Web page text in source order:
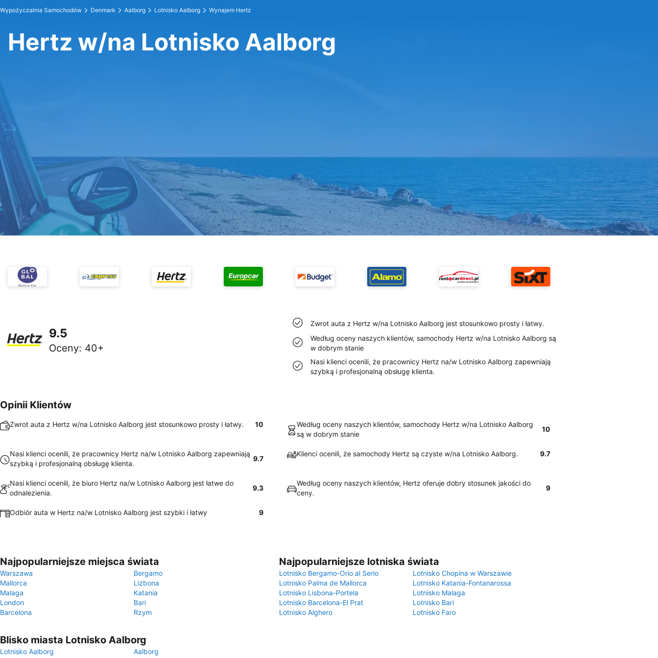
Wypożyczalnia Samochodów Denmark Aalborg Lotnisko Aalborg Wynajem Hertz
Hertz w/na Lotnisko Aalborg
9.5
Oceny: 40+
Zwrot auta z Hertz w/na Lotnisko Aalborg jest stosunkowo prosty i łatwy.
Według oceny naszych klientów, samochody Hertz w/na Lotnisko Aalborg są
w dobrym stanie
Nasi klienci ocenili, że pracownicy Hertz na/w Lotnisko Aalborg zapewniają
szybką i profesjonalną obsługę klienta.
Opinii Klientów
Zwrot auta z Hertz w/na Lotnisko Aalborg jest stosunkowo prosty i łatwy. 10
Według oceny naszych klientów, samochody Hertz w/na Lotnisko Aalborg
są w dobrym stanie
10
Nasi klienci ocenili, że pracownicy Hertz na/w Lotnisko Aalborg zapewniają
szybką i profesjonalną obsługę klienta.
9.7
Klienci ocenili, że samochody Hertz są czyste w/na Lotnisko Aalborg. 9.7
Nasi klienci ocenili, że biuro Hertz na/w Lotnisko Aalborg jest łatwe do
odnalezienia.
9.3
Według oceny naszych klientów, Hertz oferuje dobry stosunek jakości do
ceny.
9
Odbiór auta w Hertz na/w Lotnisko Aalborg jest szybki i łatwy 9
Najpopularniejsze miejsca świata
Warszawa
Bergamo
Mallorca
Lizbona
Malaga
Katania
London
Bari
Barcelona
Rzym
Najpopularniejsze lotniska świata
Lotnisko Bergamo-Orio al Serio
Lotnisko Chopina w Warszawie
Lotnisko Palma de Mallorca
Lotnisko Katania-Fontanarossa
Lotnisko Lisbona-Portela
Lotnisko Malaga
Lotnisko Barcelona-El Prat
Lotnisko Bari
Lotnisko Alghero
Lotnisko Faro
Blisko miasta Lotnisko Aalborg
Lotnisko Aalborg
Aalborg